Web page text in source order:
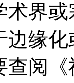
术界
边缘
查阅